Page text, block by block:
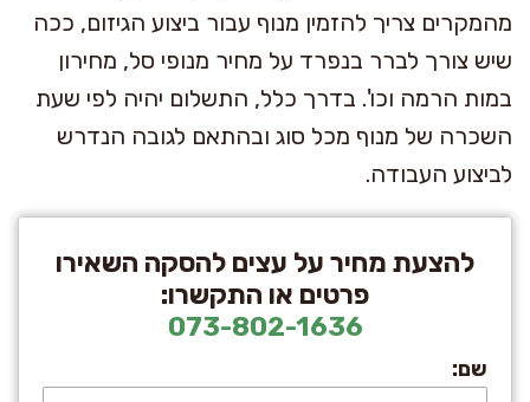
מהמקרים צריך להזמין מנוף עבור ביצוע הגיזום, ככה
שיש צורך לברר בנפרד על מחיר מנופי סל, מחירון
במות הרמה וכו'. בדרך כלל, התשלום יהיה לפי שעת
השכרה של מנוף מכל סוג ובהתאם לגובה הנדרש
לביצוע העבודה.
להצעת מחיר על עצים להסקה השאירו
פרטים או התקשרו:
073-802-1636
שם: